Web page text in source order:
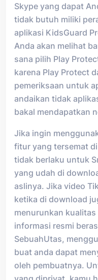
Skype yang dapat
tidak butuh miliki
aplikasi KidsGuard
Anda akan melihat
sana pilih Play
karena Play Protect
pemeriksaan untuk
andaikan tidak
bakal mendapatkan
Jika ingin
fitur yang tersemat
tidak berlaku untuk
yang udah di
aslinya. Jika video
ketika di download
menurunkan
informasi resmi
SebuahUtas,
buat anda dapat
oleh pembuatnya.